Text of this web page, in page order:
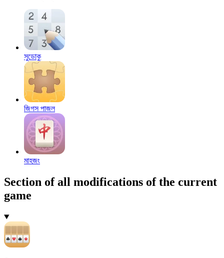
সুডোকু
জিগস পাজল
মাহজং
Section of all modifications of the current
game